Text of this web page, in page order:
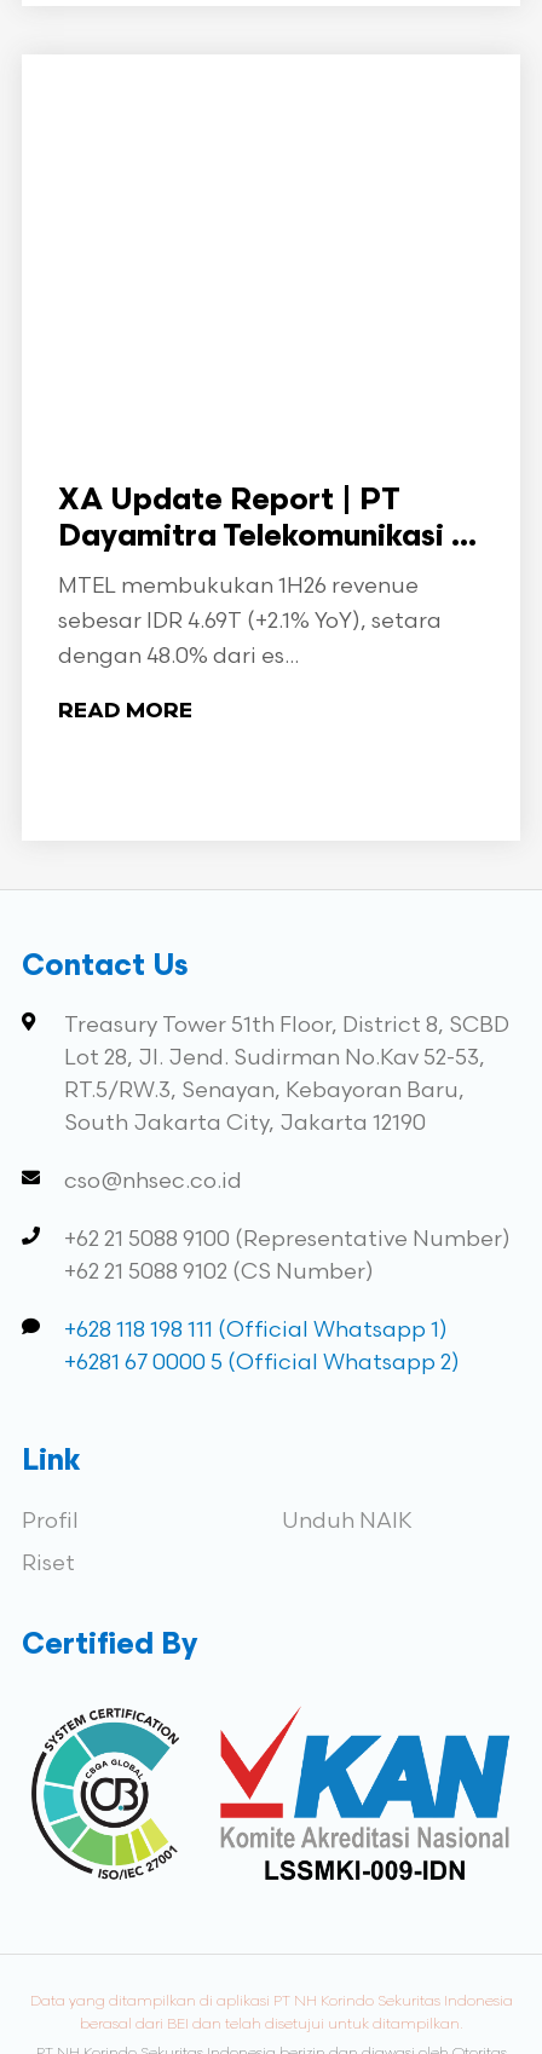
XA Update Report | PT
Dayamitra Telekomunikasi ...
MTEL membukukan 1H26 revenue
sebesar IDR 4.69T (+2.1% YoY), setara
dengan 48.0% dari es...
READ MORE
Contact Us
Treasury Tower 51th Floor, District 8, SCBD
Lot 28, Jl. Jend. Sudirman No.Kav 52-53,
RT.5/RW.3, Senayan, Kebayoran Baru,
South Jakarta City, Jakarta 12190
cso@nhsec.co.id
+62 21 5088 9100 (Representative Number)
+62 21 5088 9102 (CS Number)
+628 118 198 111 (Official Whatsapp 1)
+6281 67 0000 5 (Official Whatsapp 2)
Link
Profil
Riset
Unduh NAIK
Certified By
Data yang ditampilkan di aplikasi PT NH Korindo Sekuritas Indonesia
berasal dari BEI dan telah disetujui untuk ditampilkan.